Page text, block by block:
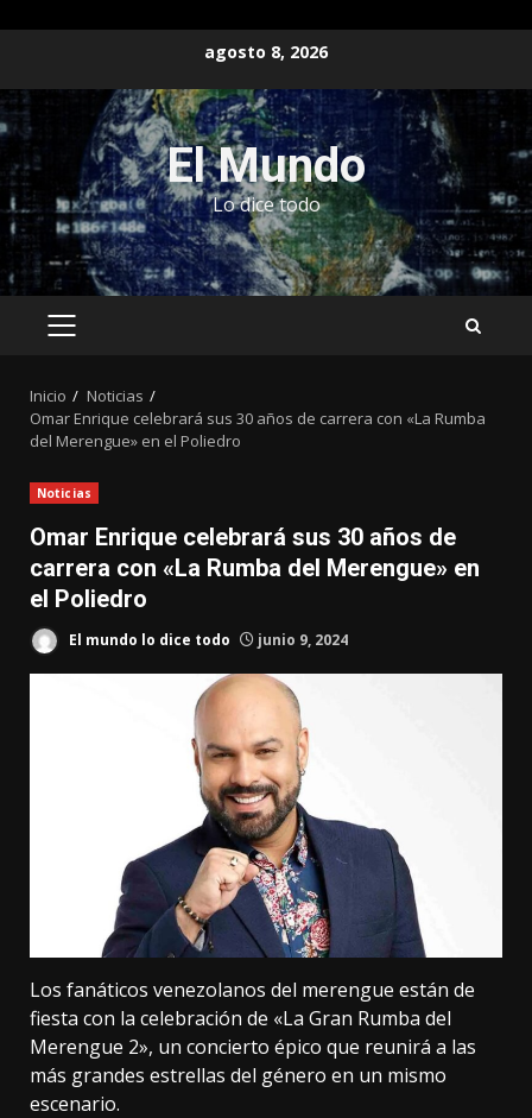
contenido
agosto 8, 2026
El Mundo
Lo dice todo
MENÚ
Inicio
Noticias
Omar Enrique celebrará sus 30 años de carrera con «La Rumba
del Merengue» en el Poliedro
Noticias
Omar Enrique celebrará sus 30 años de
carrera con «La Rumba del Merengue» en
el Poliedro
El mundo lo dice todo junio 9, 2024
Los fanáticos venezolanos del merengue están de
fiesta con la celebración de «La Gran Rumba del
Merengue 2», un concierto épico que reunirá a las
más grandes estrellas del género en un mismo
escenario.